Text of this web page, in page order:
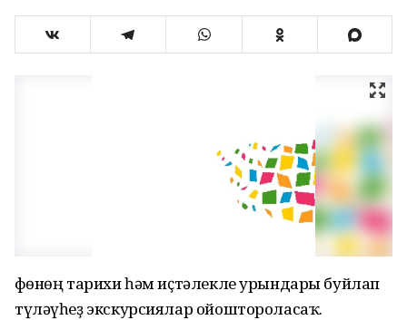
Өфөнөң тарихи һәм иҫтәлекле урындары буйлап
түләүһеҙ экскурсиялар ойоштороласаҡ.